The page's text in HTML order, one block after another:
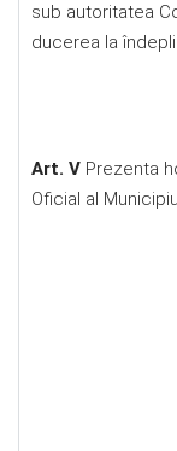
sub autoritatea
ducerea la
Art. V Prezenta
Oficial al